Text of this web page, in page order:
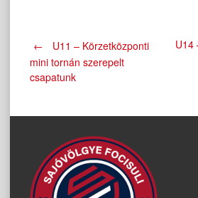
Post
navigation
←
U11 – Körzetközponti
mini tornán szerepelt
csapatunk
U14